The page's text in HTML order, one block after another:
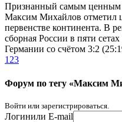
Признанный самым ценным
Максим Михайлов отметил
первенстве континента. В
сборная России в пяти
Германии со счётом 3:2
1 23
Форум по тегу «Максим
Войти или зарегистрироваться.
Логинили E-mail